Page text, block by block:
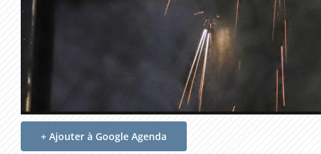
+ Ajouter à Google Agenda